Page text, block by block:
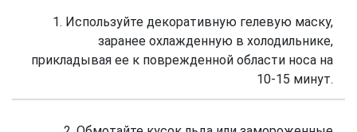
1. Используйте декоративную гелевую маску,
заранее охлажденную в холодильнике,
прикладывая ее к поврежденной области носа на
10-15 минут.